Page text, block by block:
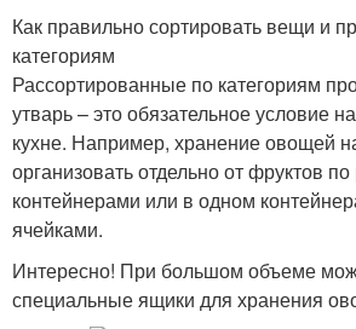
Как правильно сортировать вещи и
категориям
Рассортированные по категориям
утварь – это обязательное условие
кухне. Например, хранение овощей
организовать отдельно от фруктов
контейнерами или в одном
ячейками.
Интересно! При большом объеме
специальные ящики для хранения